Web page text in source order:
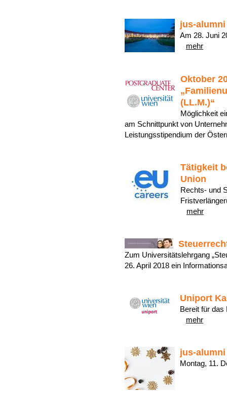
jus-
Am 28. Juni
mehr
Oktober
(LL.M.)“
Möglichkeit
am Schnittpunkt von
Leistungsstipendium der
Tätigkeit
Union
Rechts- und
mehr
Zum Universitätslehrgang
26. April 2018 ein
Uniport
Bereit für das
mehr
jus-
Montag, 11.